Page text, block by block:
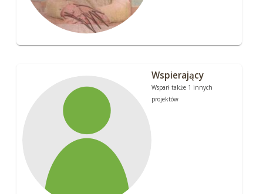
Wspierający
Wsparł także 1 innych
projektów